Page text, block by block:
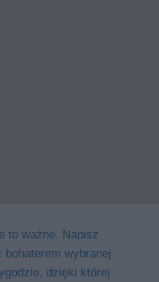
to ważne. Napisz
bohaterem wybranej
dzięki której